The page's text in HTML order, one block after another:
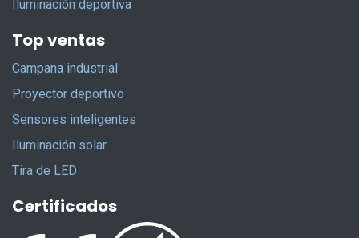
Iluminación deportiva
Top ventas
Campana industrial
Proyector deportivo
Sensores inteligentes
Iluminación solar
Tira de LED
Certificados